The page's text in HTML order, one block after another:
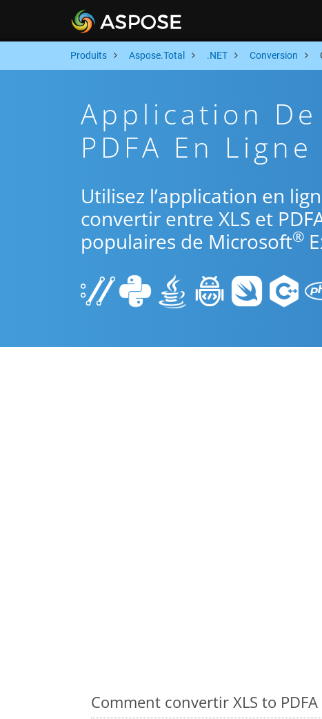
Produits Aspose.Total .NET Conversion
Application De
PDFA En
Utilisez l’application en
convertir entre XLS et
populaires de Microsoft®
Comment convertir XLS to